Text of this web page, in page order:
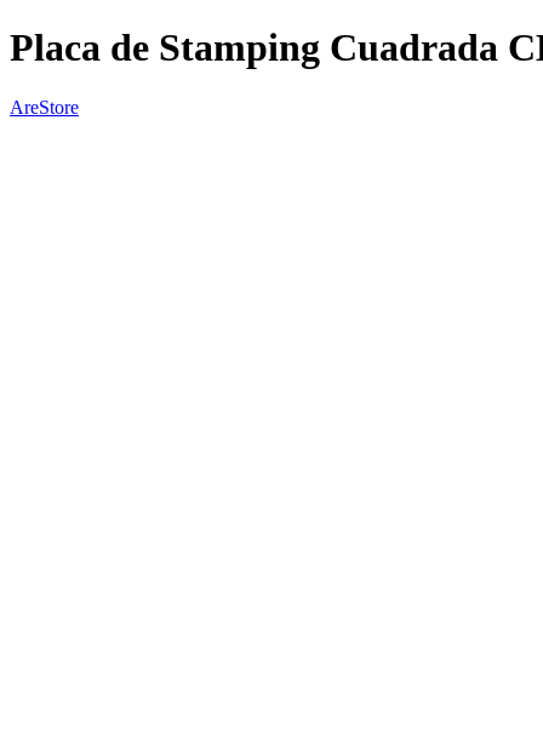
Placa de Stamping Cuadrada
AreStore